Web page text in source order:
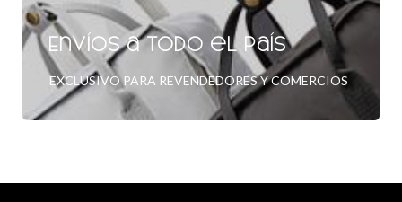
Envíos a todo el país
EXCLUSIVO PARA REVENDEDORES Y COMERCIOS